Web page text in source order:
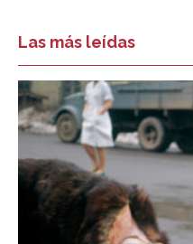
Las más leídas